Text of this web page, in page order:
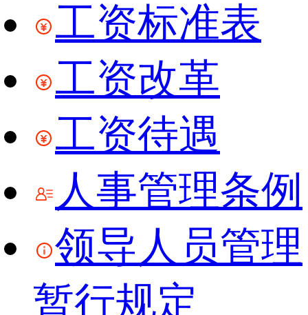
工资标准表
工资改革
工资待遇
人事管理条例
领导人员管理
暂行规定